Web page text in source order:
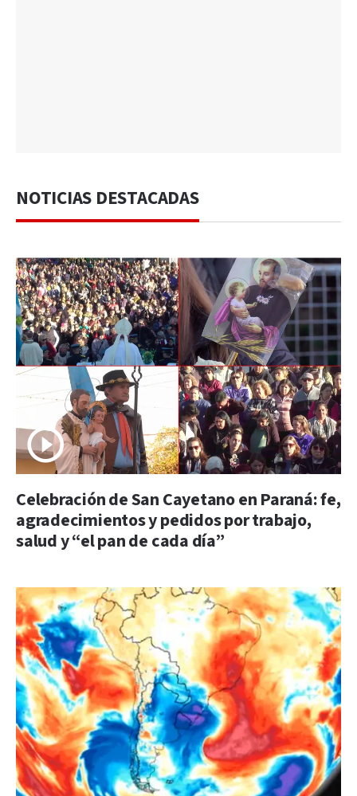
NOTICIAS DESTACADAS
Celebración de San Cayetano en Paraná: fe,
agradecimientos y pedidos por trabajo,
salud y “el pan de cada día”